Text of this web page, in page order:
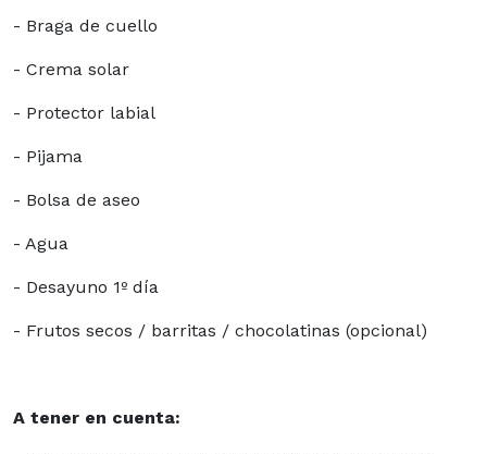
- Braga de cuello
- Crema solar
- Protector labial
- Pijama
- Bolsa de aseo
- Agua
- Desayuno 1º día
- Frutos secos / barritas / chocolatinas (opcional)
A tener en cuenta: